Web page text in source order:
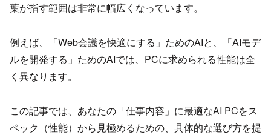
葉が指す範囲は非常に幅広くなっています。
例えば、「Web会議を快適にする」ためのAIと、「AIモデ
ルを開発する」ためのAIでは、PCに求められる性能は全
く異なります。
この記事では、あなたの「仕事内容」に最適なAI PCをス
ペック（性能）から見極めるための、具体的な選び方を提